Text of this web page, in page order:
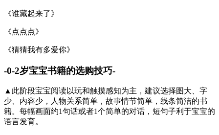
《谁藏起来了》
《点点点》
《猜猜我有多爱你》
-0-2岁宝宝书籍的选购技巧-
▲此阶段宝宝阅读以玩和触摸感知为主，建议选择图大、字
少、内容少，人物关系简单，故事情节简单，线条简洁的书
籍。每幅画面约1句话或者1个简单的对话，短句子利于宝宝的
语言发育。